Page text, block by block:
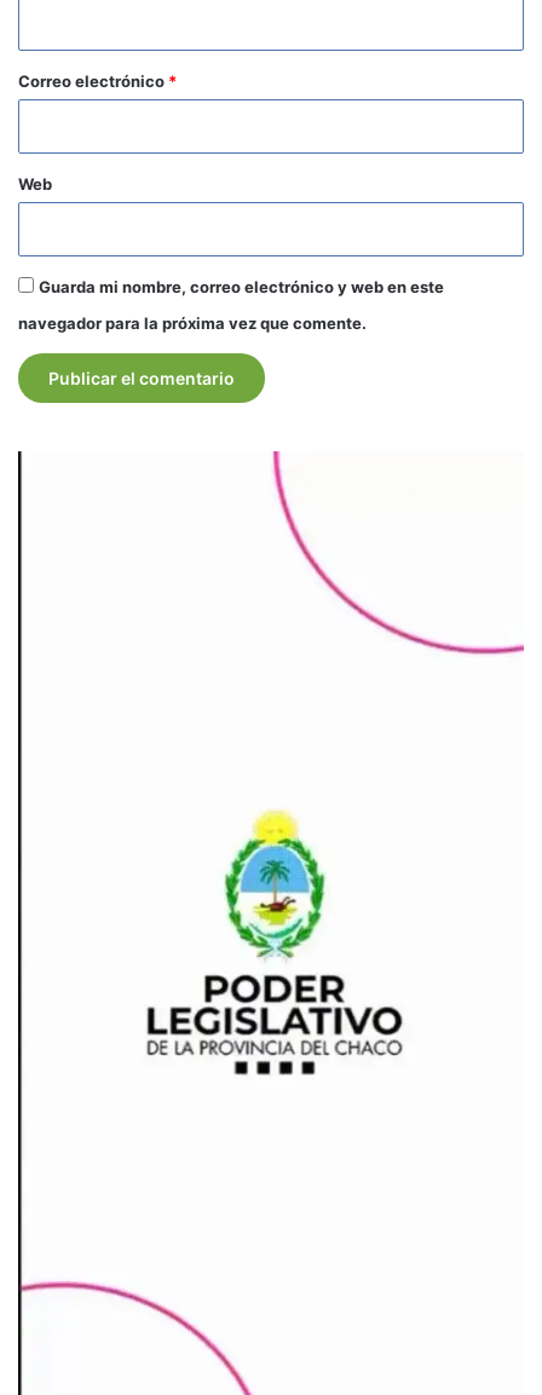
*
Correo electrónico *
Web
Guarda mi nombre, correo electrónico y web en este
navegador para la próxima vez que comente.